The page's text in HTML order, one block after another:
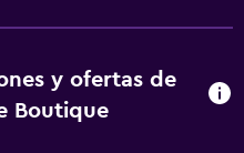
ropa de cama de alta
LCD de 32 pulgadas con
y ofertas de
Boutique